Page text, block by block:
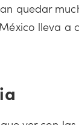
quedar
lleva